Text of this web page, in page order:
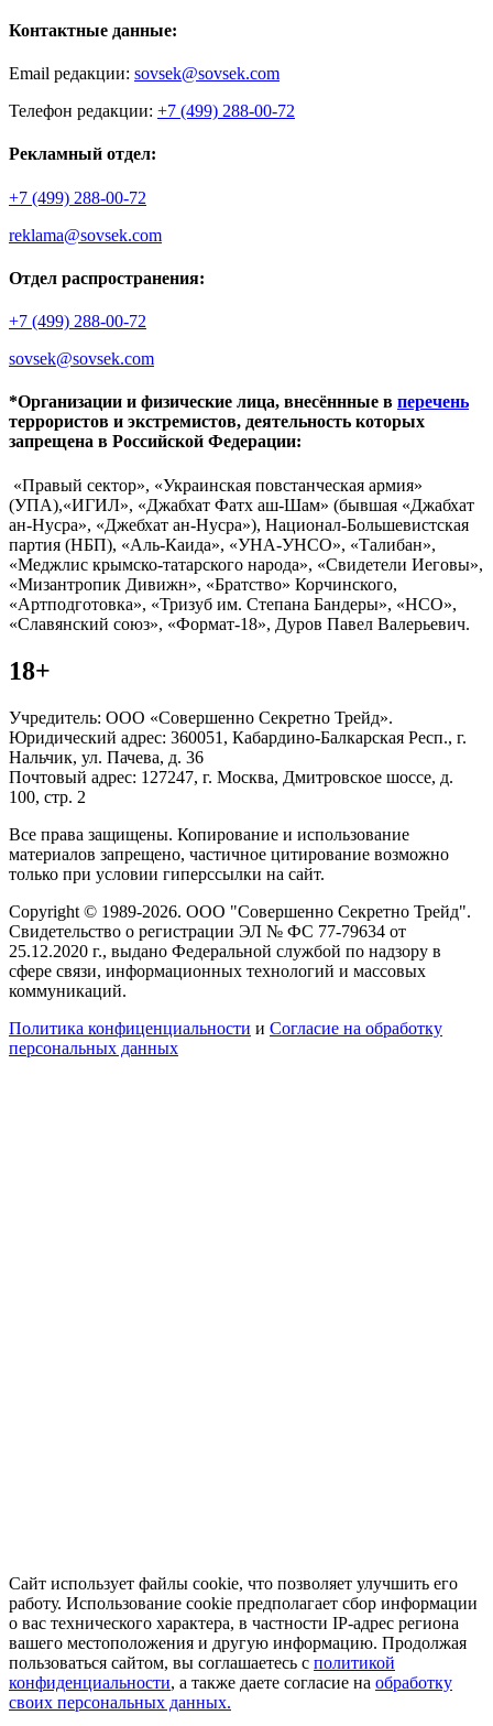
Контактные данные:
Email редакции: sovsek@sovsek.com
Телефон редакции: +7 (499) 288-00-72
Рекламный отдел:
+7 (499) 288-00-72
reklama@sovsek.com
Отдел распространения:
+7 (499) 288-00-72
sovsek@sovsek.com
*Организации и физические лица, внесённные в перечень
террористов и экстремистов, деятельность которых
запрещена в Российской Федерации:
«Правый сектор», «Украинская повстанческая армия»
(УПА),«ИГИЛ», «Джабхат Фатх аш-Шам» (бывшая «Джабхат
ан-Нусра», «Джебхат ан-Нусра»), Национал-Большевистская
партия (НБП), «Аль-Каида», «УНА-УНСО», «Талибан»,
«Меджлис крымско-татарского народа», «Свидетели Иеговы»,
«Мизантропик Дивижн», «Братство» Корчинского,
«Артподготовка», «Тризуб им. Степана Бандеры», «НСО»,
«Славянский союз», «Формат-18», Дуров Павел Валерьевич.
18+
Учредитель: ООО «Совершенно Секретно Трейд».
Юридический адрес: 360051, Кабардино-Балкарская Респ., г.
Нальчик, ул. Пачева, д. 36
Почтовый адрес: 127247, г. Москва, Дмитровское шоссе, д.
100, стр. 2
Все права защищены. Копирование и использование
материалов запрещено, частичное цитирование возможно
только при условии гиперссылки на сайт.
Copyright © 1989-2026. ООО "Совершенно Секретно Трейд".
Свидетельство о регистрации ЭЛ № ФС 77-79634 от
25.12.2020 г., выдано Федеральной службой по надзору в
сфере связи, информационных технологий и массовых
коммуникаций.
Политика конфиценциальности и Согласие на обработку
персональных данных
Сайт использует файлы cookie, что позволяет улучшить его
работу. Использование cookie предполагает сбор информации
о вас технического характера, в частности IP-адрес региона
вашего местоположения и другую информацию. Продолжая
пользоваться сайтом, вы соглашаетесь с политикой
конфиденциальности, а также даете согласие на обработку
своих персональных данных.